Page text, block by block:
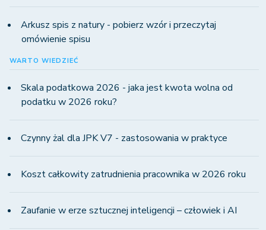
Arkusz spis z natury - pobierz wzór i przeczytaj
omówienie spisu
WARTO WIEDZIEĆ
Skala podatkowa 2026 - jaka jest kwota wolna od
podatku w 2026 roku?
Czynny żal dla JPK V7 - zastosowania w praktyce
Koszt całkowity zatrudnienia pracownika w 2026 roku
Zaufanie w erze sztucznej inteligencji – człowiek i AI